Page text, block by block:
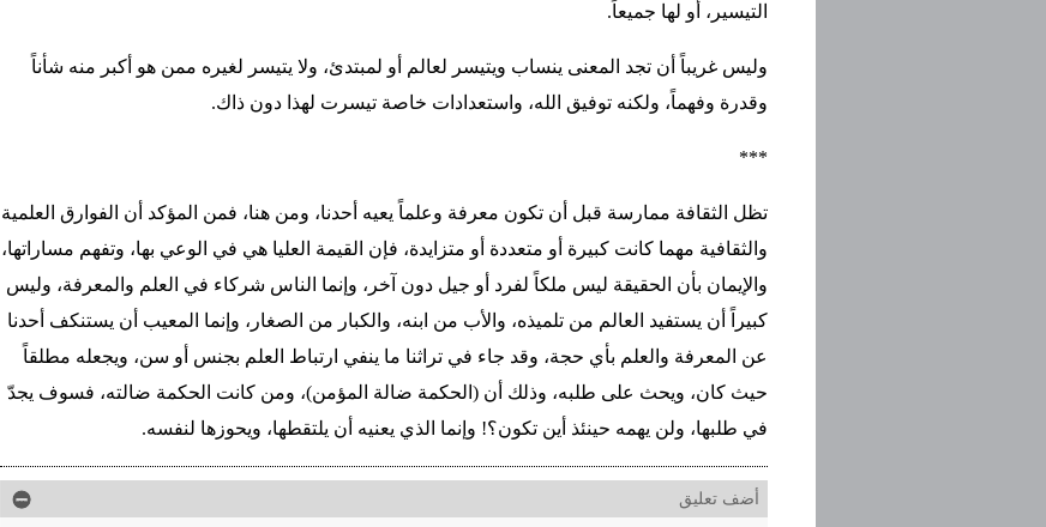
التيسير، أو لها جميعاً.
وليس غريباً أن تجد المعنى ينساب ويتيسر لعالم أو لمبتدئ، ولا يتيسر لغيره ممن هو أكبر منه شأناً
وقدرة وفهماً، ولكنه توفيق الله، واستعدادات خاصة تيسرت لهذا دون ذاك.
***
تظل الثقافة ممارسة قبل أن تكون معرفة وعلماً يعيه أحدنا، ومن هنا، فمن المؤكد أن الفوارق العلمية
والثقافية مهما كانت كبيرة أو متعددة أو متزايدة، فإن القيمة العليا هي في الوعي بها، وتفهم مساراتها،
والإيمان بأن الحقيقة ليس ملكاً لفرد أو جيل دون آخر، وإنما الناس شركاء في العلم والمعرفة، وليس
كبيراً أن يستفيد العالم من تلميذه، والأب من ابنه، والكبار من الصغار، وإنما المعيب أن يستنكف أحدنا
عن المعرفة والعلم بأي حجة، وقد جاء في تراثنا ما ينفي ارتباط العلم بجنس أو سن، ويجعله مطلقاً
حيث كان، ويحث على طلبه، وذلك أن (الحكمة ضالة المؤمن)، ومن كانت الحكمة ضالته، فسوف يجدّ
في طلبها، ولن يهمه حينئذ أين تكون؟! وإنما الذي يعنيه أن يلتقطها، ويحوزها لنفسه.
أضف تعليق